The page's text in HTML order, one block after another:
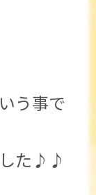
う事で
した♪♪